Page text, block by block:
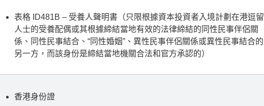
表格 ID481B – 受養人聲明書（只限根據資本投資者入境計劃在港逗留
人士的受養配偶或其根據締結當地有效的法律締結的同性民事伴侶關
係、同性民事結合、“同性婚姻”、異性民事伴侶關係或異性民事結合的
另一方，而該身份是締結當地機關合法和官方承認的）
香港身份證